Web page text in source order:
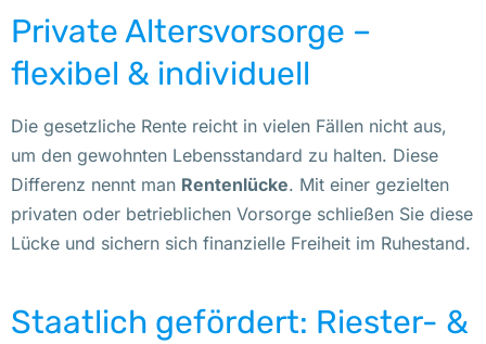
Private Altersvorsorge –
flexibel & individuell
Die gesetzliche Rente reicht in vielen Fällen nicht aus,
um den gewohnten Lebensstandard zu halten. Diese
Differenz nennt man Rentenlücke. Mit einer gezielten
privaten oder betrieblichen Vorsorge schließen Sie diese
Lücke und sichern sich finanzielle Freiheit im Ruhestand.
Staatlich gefördert: Riester- &